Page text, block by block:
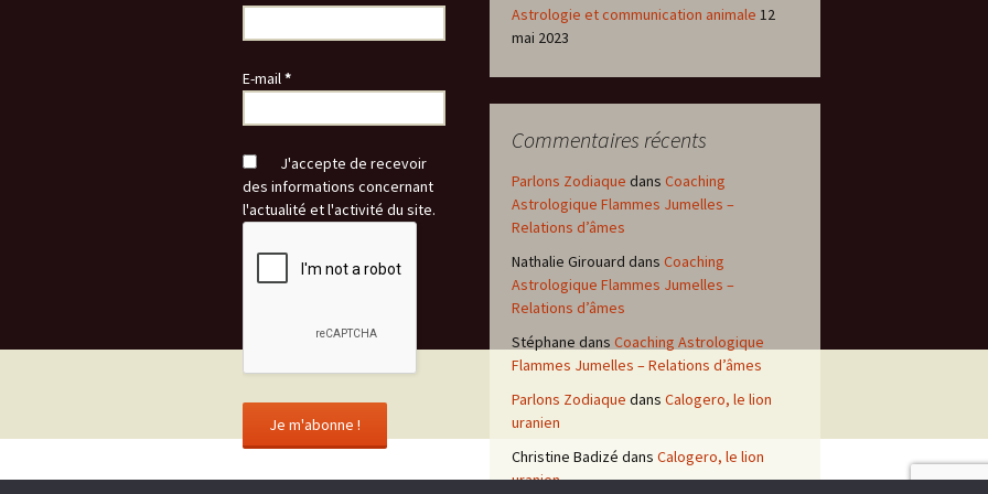
Astrologie et communication animale 12
mai 2023
Commentaires récents
Parlons Zodiaque dans Coaching
Astrologique Flammes Jumelles –
Relations d’âmes
Nathalie Girouard dans Coaching
Astrologique Flammes Jumelles –
Relations d’âmes
Stéphane dans Coaching Astrologique
Flammes Jumelles – Relations d’âmes
Parlons Zodiaque dans Calogero, le lion
uranien
Christine Badizé dans Calogero, le lion
uranien
E-mail*
J'accepte de recevoir
des informations concernant
l'actualité et l'activité du site.